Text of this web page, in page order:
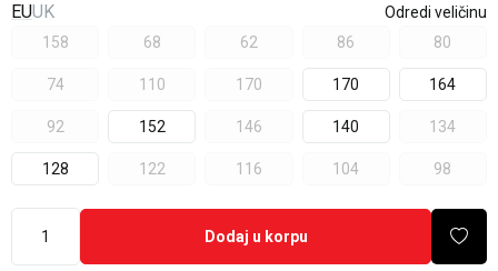
EUUK
Odredi veličinu
158
68 62 86 80
74 110 170 170 164
92 152 146 140 134
128 122 116 104 98
Dodaj u korpu